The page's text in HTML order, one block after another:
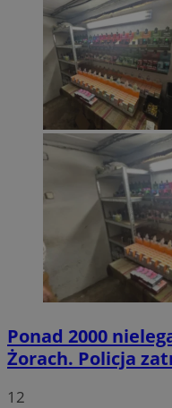
Ponad 2000
Żorach. Policja
12